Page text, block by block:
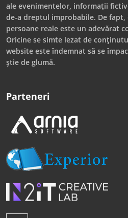
ale evenimentelor, informații
de-a dreptul improbabile. De fapt,
persoane reale este un adevărat
Oricine se simte lezat de
website este îndemnat să se
știe de glumă.
Parteneri